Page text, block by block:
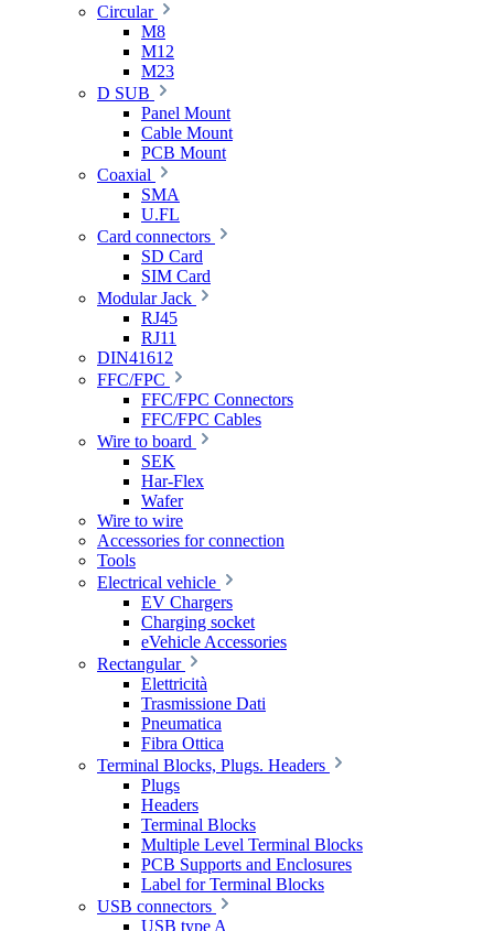
Circular
M8
M12
M23
D SUB
Panel Mount
Cable Mount
PCB Mount
Coaxial
SMA
U.FL
Card connectors
SD Card
SIM Card
Modular Jack
RJ45
RJ11
DIN41612
FFC/FPC
FFC/FPC Connectors
FFC/FPC Cables
Wire to board
SEK
Har-Flex
Wafer
Wire to wire
Accessories for connection
Tools
Electrical vehicle
EV Chargers
Charging socket
eVehicle Accessories
Rectangular
Elettricità
Trasmissione Dati
Pneumatica
Fibra Ottica
Terminal Blocks, Plugs. Headers
Plugs
Headers
Terminal Blocks
Multiple Level Terminal Blocks
PCB Supports and Enclosures
Label for Terminal Blocks
USB connectors
USB type A